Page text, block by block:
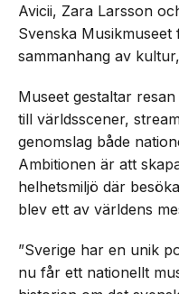
Avicii, Zara Larsson
Svenska
sammanhang av
Museet gestaltar
till världsscener,
genomslag både
Ambitionen är att
helhetsmiljö där
blev ett av världens
”Sverige har en unik
nu får ett nationellt